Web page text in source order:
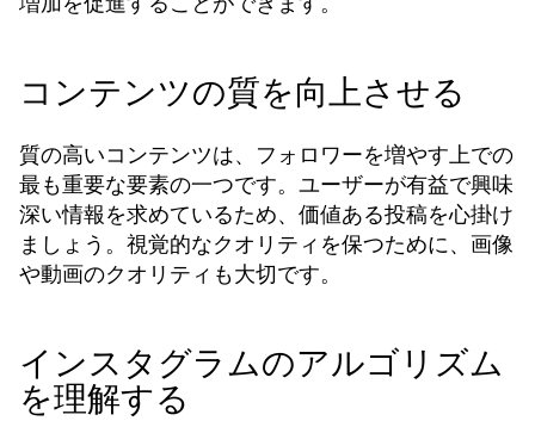
コンテンツの質を向上させる
質の高いコンテンツは、フォロワーを増やす上での
最も重要な要素の一つです。ユーザーが有益で興味
深い情報を求めているため、価値ある投稿を心掛け
ましょう。視覚的なクオリティを保つために、画像
や動画のクオリティも大切です。
インスタグラムのアルゴリズム
を理解する